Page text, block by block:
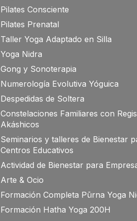
Pilates Consciente
Pilates Prenatal
Taller Yoga Adaptado en Silla
Yoga Nidra
Gong y Sonoterapia
Numerología Evolutiva Yóguica
Despedidas de Soltera
Constelaciones Familiares con
Akáshicos
Seminarios y talleres de Bienestar
Centros Educativos
Actividad de Bienestar para
Arte & Ocio
Formación Completa Pūrna Yoga
Formación Hatha Yoga 200H